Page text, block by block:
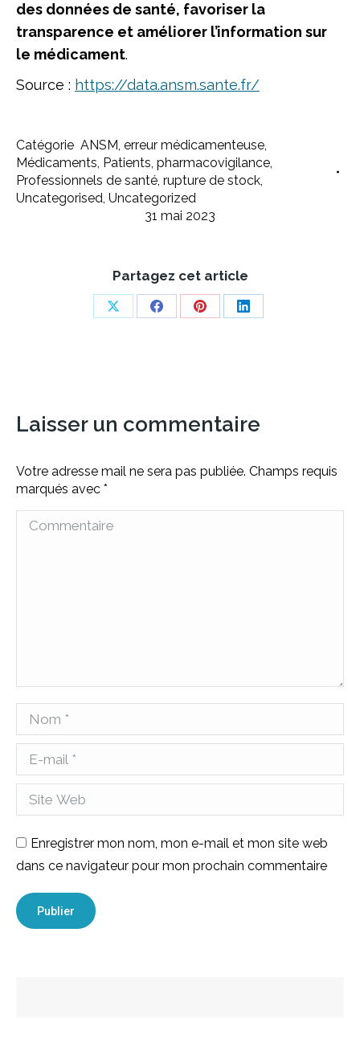
des données de santé, favoriser la
transparence et améliorer l’information sur
le médicament.
Source : https://data.ansm.sante.fr/
Catégorie ANSM, erreur médicamenteuse,
Médicaments, Patients, pharmacovigilance,
Professionnels de santé, rupture de stock,
Uncategorised, Uncategorized
31 mai 2023
Partagez cet article
Share
Share
Share
Share
Laisser un commentaire
Votre adresse mail ne sera pas publiée. Champs requis
marqués avec *
Commentaire
Nom *
E-mail *
Site Web
Enregistrer mon nom, mon e-mail et mon site web
dans ce navigateur pour mon prochain commentaire
Publier